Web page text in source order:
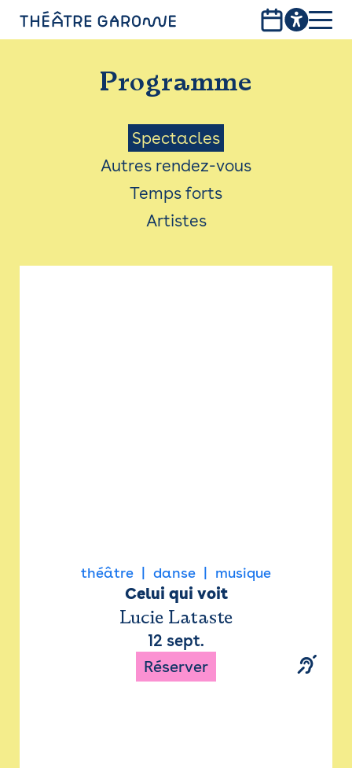
PROGRAMME
INFOS PRATIQUES
AVEC LES PUBLICS
ACCESSIBILITÉ
LES PRODUCTIONS
Programme
Menu
Saison
Spectacles
Autres rendez-vous
Temps forts
Artistes
théâtre danse musique
Celui qui voit
Lucie Lataste
12 sept.
Réserver